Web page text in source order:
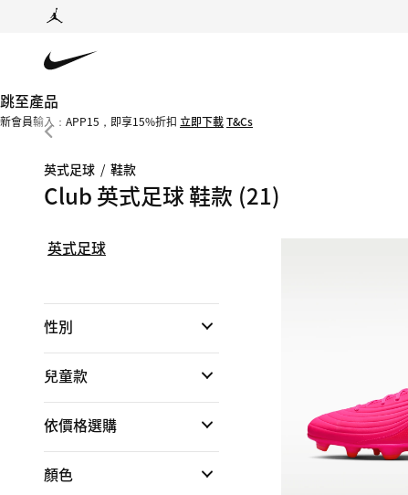
跳至產品
新會員輸入：APP15，即享15%折扣 立即下載T&Cs
英式足球 / 鞋款
Club 英式足球 鞋款 (21)
英式足球
性別
兒童款
依價格選購
顏色